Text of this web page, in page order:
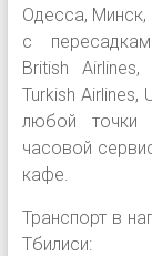
Одесса, Минск,
с
British
Turkish Airlines,
любой точки
часовой
кафе.
Транспорт в
Тбилиси: